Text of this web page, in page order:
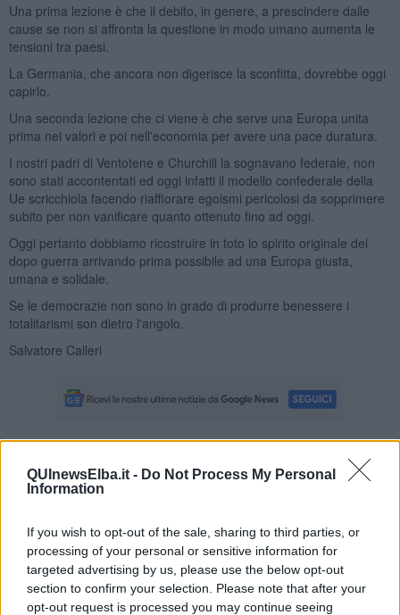
QUInewsElba.it - Do Not Process My Personal
Information
If you wish to opt-out of the sale, sharing to third parties, or
processing of your personal or sensitive information for
targeted advertising by us, please use the below opt-out
section to confirm your selection. Please note that after your
opt-out request is processed you may continue seeing
Una prima lezione è che il debito, in genere, a prescindere dalle
cause se non si affronta la questione in modo umano aumenta le
tensioni tra paesi.
La Germania, che ancora non digerisce la sconfitta, dovrebbe oggi
capirlo.
Una seconda lezione che ci viene è che serve una Europa unita
prima nei valori e poi nell'economia per avere una pace duratura.
I nostri padri di Ventotene e Churchill la sognavano federale, non
sono stati accontentati ed oggi infatti il modello confederale della
Ue scricchiola facendo riaffiorare egoismi pericolosi da sopprimere
subito per non vanificare quanto ottenuto fino ad oggi.
Oggi pertanto dobbiamo ricostruire in toto lo spirito originale del
dopo guerra arrivando prima possibile ad una Europa giusta,
umana e solidale.
Se le democrazie non sono in grado di produrre benessere i
totalitarismi son dietro l'angolo.
Salvatore Calleri
Se vuoi leggere le notizie principali dell'isola d'Elba iscriviti alla
Newsletter QUInews ELBA.Arriva gratis tutti i giorni alle 7:00 del
Basta cliccareQUI
Se vuoi leggere le notizie principali della Toscana iscriviti alla
Newsletter QUInews - ToscanaMedia.Arriva gratis tutti i giorni
alle 20:00 direttamente nella tua casella di posta.